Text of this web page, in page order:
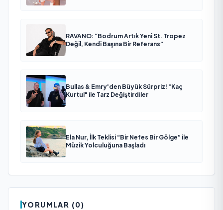
RAVANO: “Bodrum Artık Yeni St. Tropez
Değil, Kendi Başına Bir Referans”
Bullas & Emry'den Büyük Sürpriz! "Kaç
Kurtul" ile Tarz Değiştirdiler
Ela Nur, İlk Teklisi “Bir Nefes Bir Gölge” ile
Müzik Yolculuğuna Başladı
YORUMLAR (0)